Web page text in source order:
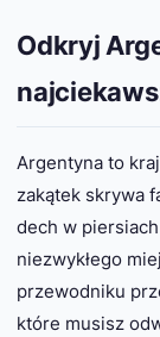
Odkryj
Argentyna to
zakątek skrywa
dech w
niezwykłego
przewodniku
które musisz